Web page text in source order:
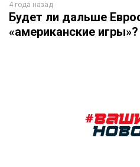
4 года назад
Будет ли дальше
«американские игры»?